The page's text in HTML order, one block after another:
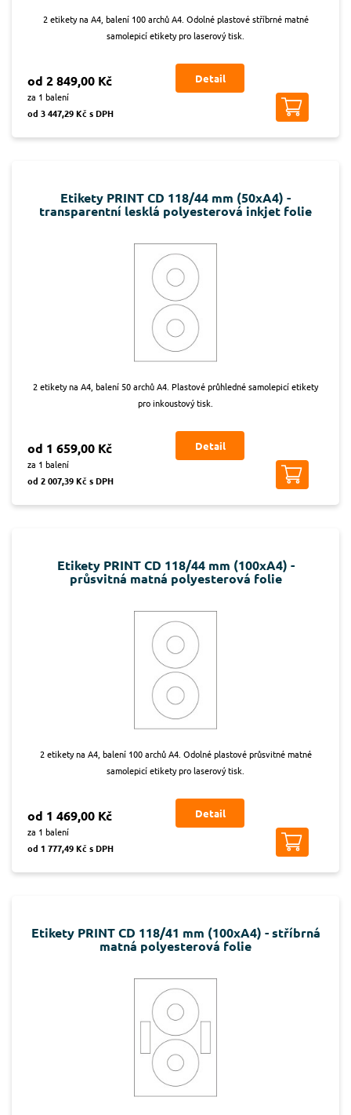
2 etikety na A4, balení 100 archů A4. Odolné plastové stříbrné matné
samolepicí etikety pro laserový tisk.
od 2 849,00 Kč
za 1 balení
od 3 447,29 Kč s DPH
Detail
Etikety PRINT CD 118/44 mm (50xA4) -
transparentní lesklá polyesterová inkjet folie
2 etikety na A4, balení 50 archů A4. Plastové průhledné samolepicí etikety
pro inkoustový tisk.
od 1 659,00 Kč
za 1 balení
od 2 007,39 Kč s DPH
Detail
Etikety PRINT CD 118/44 mm (100xA4) -
průsvitná matná polyesterová folie
2 etikety na A4, balení 100 archů A4. Odolné plastové průsvitné matné
samolepicí etikety pro laserový tisk.
od 1 469,00 Kč
za 1 balení
od 1 777,49 Kč s DPH
Detail
Etikety PRINT CD 118/41 mm (100xA4) - stříbrná
matná polyesterová folie